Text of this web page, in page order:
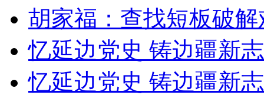
胡家福：查找短板破
忆延边党史 铸边疆新
忆延边党史 铸边疆新